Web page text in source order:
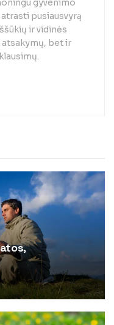
gyvenimo
pusiausvyrą
ir vidinės
bet ir